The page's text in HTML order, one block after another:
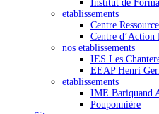
Institut de
etablissements
Centre
Centre d’Action
nos etablissements
IES Les
EEAP Henri
etablissements
IME Bariquand
Pouponnière